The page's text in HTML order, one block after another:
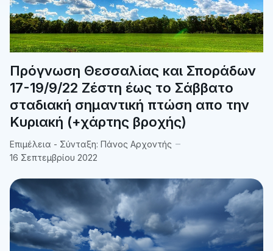
Πρόγνωση Θεσσαλίας και Σποράδων
17-19/9/22 Ζέστη έως το Σάββατο
σταδιακή σημαντική πτώση απο την
Κυριακή (+χάρτης βροχής)
Επιμέλεια - Σύνταξη: Πάνος Αρχοντής
16 Σεπτεμβρίου 2022